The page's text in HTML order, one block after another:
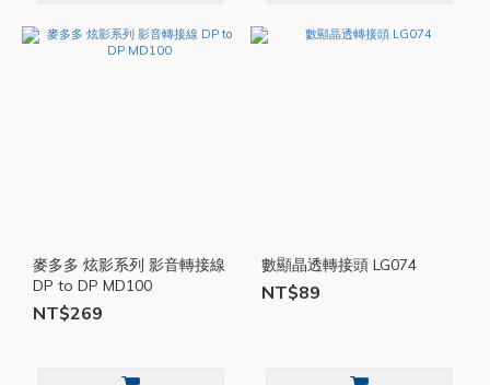
麥多多 炫影系列 影音轉接線
DP to DP MD100
NT$269
數顯晶透轉接頭 LG074
NT$89